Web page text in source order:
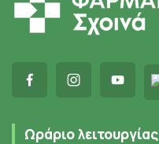
Ωράριο λειτουργίας